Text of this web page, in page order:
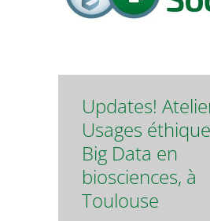
Updates!
Usages
Big Data en
biosciences, à
Toulouse